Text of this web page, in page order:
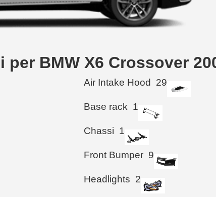
BMW X6 Crossover
Air Intake Hood 29
Base rack 1
Chassi 1
Front Bumper 9
Headlights 2